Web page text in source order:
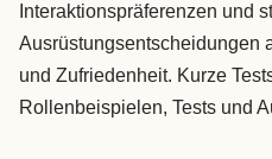
Interaktionspräferenzen und
Ausrüstungsentscheidungen
und Zufriedenheit. Kurze
Rollenbeispielen, Tests und